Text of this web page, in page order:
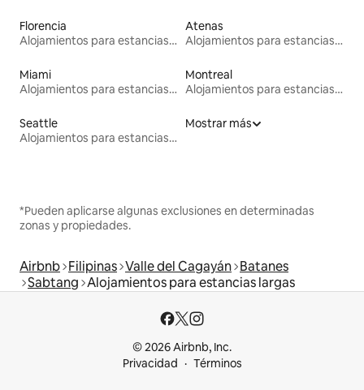
Florencia
Alojamientos para estancias largas
Atenas
Alojamientos para estancias largas
Miami
Alojamientos para estancias largas
Montreal
Alojamientos para estancias largas
Seattle
Alojamientos para estancias largas
Mostrar más
*Pueden aplicarse algunas exclusiones en determinadas
zonas y propiedades.
Airbnb Filipinas Valle del Cagayán Batanes
Sabtang Alojamientos para estancias largas
© 2026 Airbnb, Inc.
Privacidad
Términos